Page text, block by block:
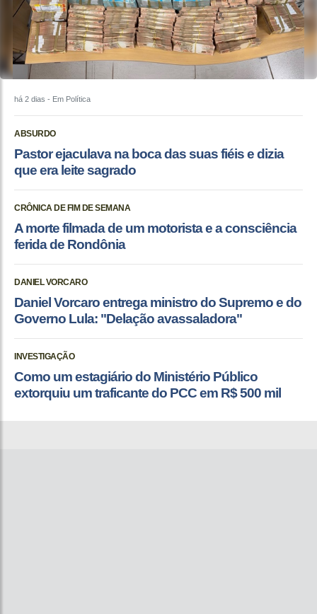
há 2 dias - Em Política
ABSURDO
Pastor ejaculava na boca das suas fiéis e dizia
que era leite sagrado
CRÔNICA DE FIM DE SEMANA
A morte filmada de um motorista e a consciência
ferida de Rondônia
DANIEL VORCARO
Daniel Vorcaro entrega ministro do Supremo e do
Governo Lula: "Delação avassaladora"
INVESTIGAÇÃO
Como um estagiário do Ministério Público
extorquiu um traficante do PCC em R$ 500 mil